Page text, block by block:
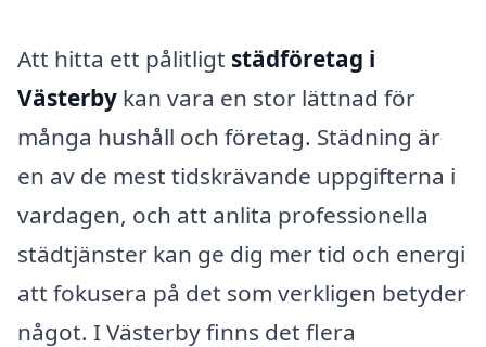
Att hitta ett pålitligt städföretag i
Västerby kan vara en stor lättnad för
många hushåll och företag. Städning är
en av de mest tidskrävande uppgifterna i
vardagen, och att anlita professionella
städtjänster kan ge dig mer tid och energi
att fokusera på det som verkligen betyder
något. I Västerby finns det flera